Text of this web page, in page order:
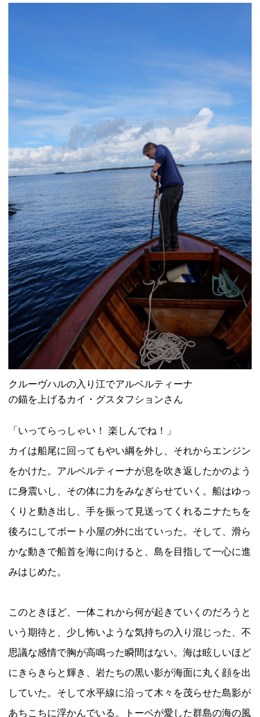
クルーヴハルの入り江でアルベルティーナ
の錨を上げるカイ・グスタフションさん
「いってらっしゃい！ 楽しんでね！」
カイは船尾に回ってもやい綱を外し、それからエンジン
をかけた。アルベルティーナが息を吹き返したかのよう
に身震いし、その体に力をみなぎらせていく。船はゆっ
くりと動き出し、手を振って見送ってくれるニナたちを
後ろにしてボート小屋の外に出ていった。そして、滑ら
かな動きで船首を海に向けると、島を目指して一心に進
みはじめた。
このときほど、一体これから何が起きていくのだろうと
いう期待と、少し怖いような気持ちの入り混じった、不
思議な感情で胸が高鳴った瞬間はない。海は眩しいほど
にきらきらと輝き、岩たちの黒い影が海面に丸く顔を出
していた。そして水平線に沿って木々を茂らせた島影が
あちこちに浮かんでいる。トーベが愛した群島の海の風